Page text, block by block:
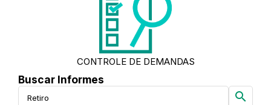
CONTROLE DE DEMANDAS
Buscar Informes
search